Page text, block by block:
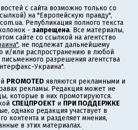
с сайта возможно только со
на "Европейскую правду",
Републикация полного текста
- запрещена. Все материалы,
сайте со ссылкой на агентство
, не подлежат дальнейшему
и/или распространению в любой
разрешения агентства
Украина".
PROMOTED являются рекламными и
рекламы. Редакция может не
которые в них промотируются.
СПЕЦПРОЕКТ и ПРИ ПОДДЕРЖКЕ
однако редакция участвует в
контента и разделяет мнения,
в этих материалах.